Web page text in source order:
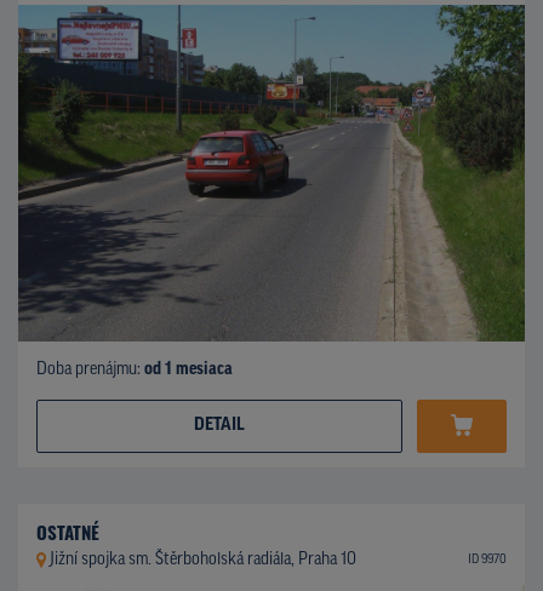
Doba prenájmu: od 1 mesiaca
DETAIL
OSTATNÉ
Jižní spojka sm. Štěrboholská radiála, Praha 10 ID 9970